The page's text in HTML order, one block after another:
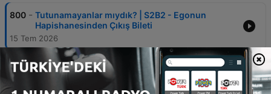
800 - Tutunamayanlar mıydık? | S2B2 - Egonun
Hapishanesinden Çıkış Bileti
15 Tem 2026
799 - Bir Cami İki Farklı Adam - Sesli Dergi
15 Haz 2026